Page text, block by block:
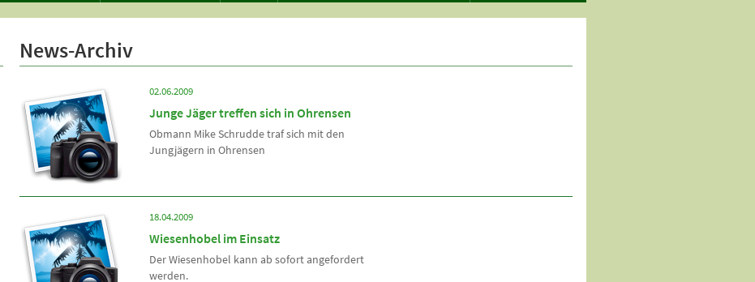
News-Archiv
02.06.2009
Junge Jäger treffen sich in Ohrensen
Obmann Mike Schrudde traf sich mit den
Jungjägern in Ohrensen
18.04.2009
Wiesenhobel im Einsatz
Der Wiesenhobel kann ab sofort angefordert
werden.